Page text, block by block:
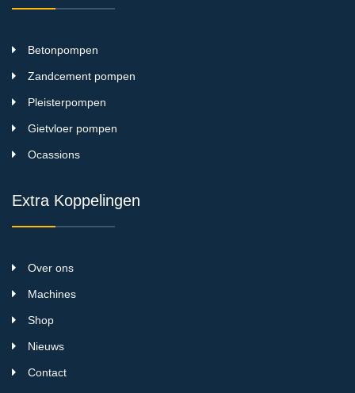
Betonpompen
Zandcement pompen
Pleisterpompen
Gietvloer pompen
Ocassions
Extra Koppelingen
Over ons
Machines
Shop
Nieuws
Contact